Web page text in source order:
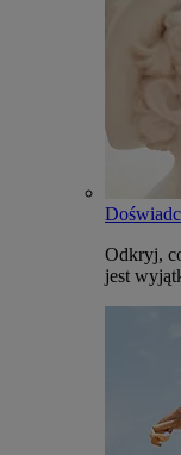
Odkryj,
jest